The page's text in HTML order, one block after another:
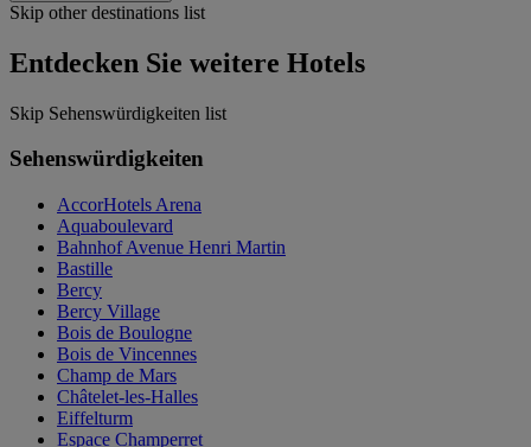
Skip other destinations list
Entdecken Sie weitere Hotels
Skip Sehenswürdigkeiten list
Sehenswürdigkeiten
AccorHotels Arena
Aquaboulevard
Bahnhof Avenue Henri Martin
Bastille
Bercy
Bercy Village
Bois de Boulogne
Bois de Vincennes
Champ de Mars
Châtelet-les-Halles
Eiffelturm
Espace Champerret